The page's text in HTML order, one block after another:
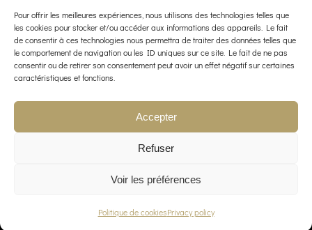
Pour offrir les meilleures expériences, nous utilisons des technologies telles que
les cookies pour stocker et/ou accéder aux informations des appareils. Le fait
de consentir à ces technologies nous permettra de traiter des données telles que
le comportement de navigation ou les ID uniques sur ce site. Le fait de ne pas
consentir ou de retirer son consentement peut avoir un effet négatif sur certaines
caractéristiques et fonctions.
Accepter
Refuser
Voir les préférences
Politique de cookiesPrivacy policy
PRIVACY POLICY CONTACT